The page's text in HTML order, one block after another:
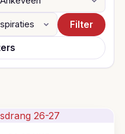
Filter